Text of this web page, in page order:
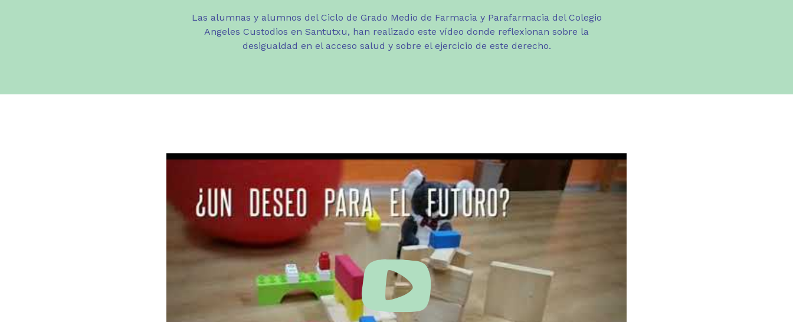
Las alumnas y alumnos del Ciclo de Grado Medio de Farmacia y Parafarmacia del Colegio
Angeles Custodios en Santutxu, han realizado este vídeo donde reflexionan sobre la
desigualdad en el acceso salud y sobre el ejercicio de este derecho.